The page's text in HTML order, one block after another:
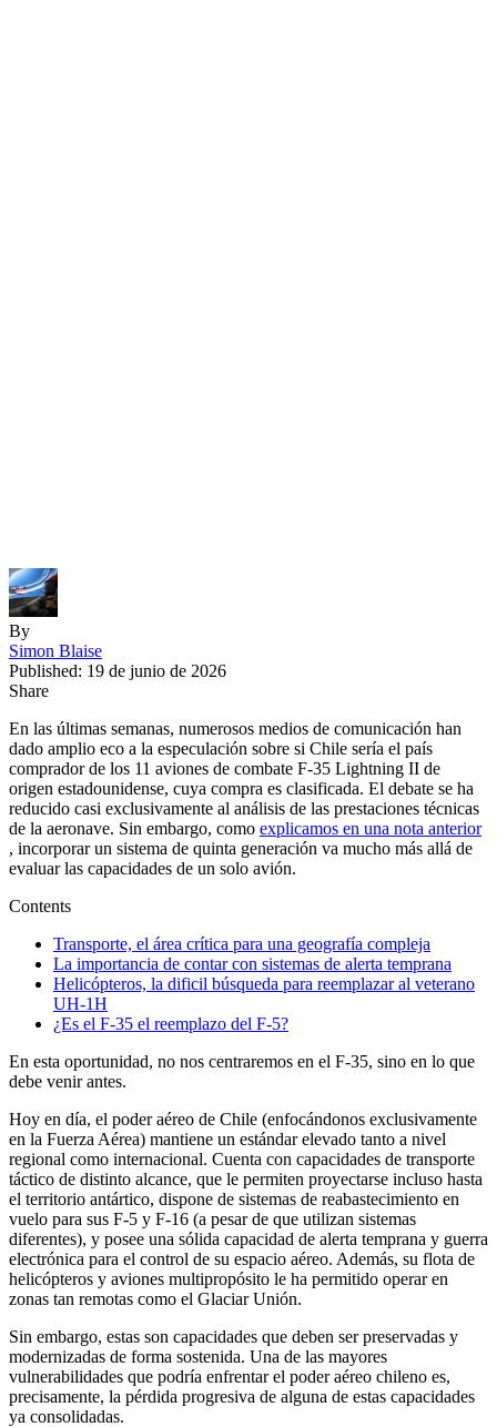
By
Simon Blaise
Published: 19 de junio de 2026
Share
En las últimas semanas, numerosos medios de comunicación han
dado amplio eco a la especulación sobre si Chile sería el país
comprador de los 11 aviones de combate F-35 Lightning II de
origen estadounidense, cuya compra es clasificada. El debate se ha
reducido casi exclusivamente al análisis de las prestaciones técnicas
de la aeronave. Sin embargo, como explicamos en una nota anterior
, incorporar un sistema de quinta generación va mucho más allá de
evaluar las capacidades de un solo avión.
Contents
Transporte, el área crítica para una geografía compleja
La importancia de contar con sistemas de alerta temprana
Helicópteros, la dificil búsqueda para reemplazar al veterano
UH-1H
¿Es el F-35 el reemplazo del F-5?
En esta oportunidad, no nos centraremos en el F-35, sino en lo que
debe venir antes.
Hoy en día, el poder aéreo de Chile (enfocándonos exclusivamente
en la Fuerza Aérea) mantiene un estándar elevado tanto a nivel
regional como internacional. Cuenta con capacidades de transporte
táctico de distinto alcance, que le permiten proyectarse incluso hasta
el territorio antártico, dispone de sistemas de reabastecimiento en
vuelo para sus F-5 y F-16 (a pesar de que utilizan sistemas
diferentes), y posee una sólida capacidad de alerta temprana y guerra
electrónica para el control de su espacio aéreo. Además, su flota de
helicópteros y aviones multipropósito le ha permitido operar en
zonas tan remotas como el Glaciar Unión.
Sin embargo, estas son capacidades que deben ser preservadas y
modernizadas de forma sostenida. Una de las mayores
vulnerabilidades que podría enfrentar el poder aéreo chileno es,
precisamente, la pérdida progresiva de alguna de estas capacidades
ya consolidadas.